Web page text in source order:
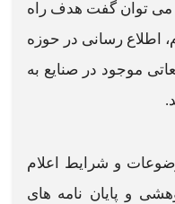
می توان گفت هدف راه
، اطلاع رسانی در حوزه
موجود در صنایع به
و شرایط اعلام
و پایان نامه های